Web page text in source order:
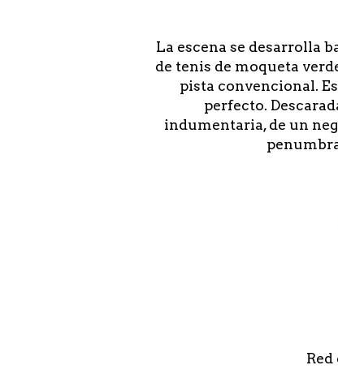
La escena se desarrolla
de tenis de moqueta
pista convencional.
perfecto.
indumentaria, de un